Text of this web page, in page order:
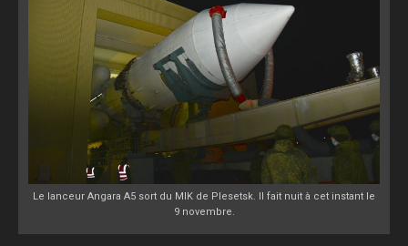
Le lanceur Angara A5 sort du MIK de Plesetsk. Il fait nuit à cet instant le
9 novembre.